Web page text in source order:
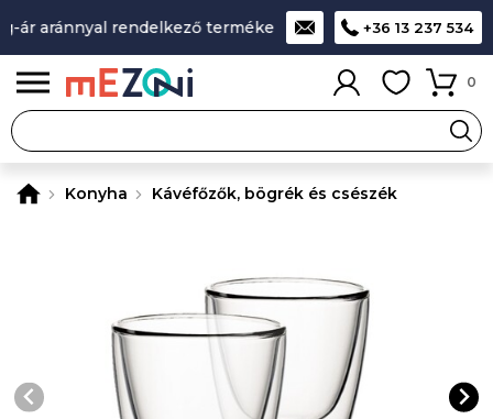
aránnyal rendelkező termékek A legjobb design-
+36 13 237 534
0
Konyha Kávéfőzők, bögrék és csészék